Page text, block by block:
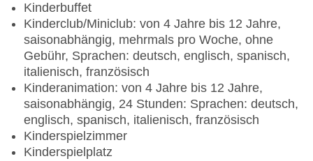
Sekt, Champagner, Unterhaltungsprogramm,
Silvesterspecial: Buffet, Wein/Bier/Softdrinks,
Sekt, Champagner, Unterhaltungsprogramm,
(Live-) Musik und Tanz, Hauseigenes Feuerwerk
Restaurants: 5
Hauptrestaurant „Tajinaste“: Küche: international,
regional, spanisch, Babynahrung: Anfrage &
Reservierung notwendig, glutenfreie Gerichte:
Anfrage & Reservierung notwendig, Kinderbuffet:
Kinderbuffet
Kinderclub/Miniclub: von 4 Jahre bis 12 Jahre,
saisonabhängig, mehrmals pro Woche, ohne
Gebühr, Sprachen: deutsch, englisch, spanisch,
italienisch, französisch
Kinderanimation: von 4 Jahre bis 12 Jahre,
saisonabhängig, 24 Stunden: Sprachen: deutsch,
englisch, spanisch, italienisch, französisch
Kinderspielzimmer
Kinderspielplatz